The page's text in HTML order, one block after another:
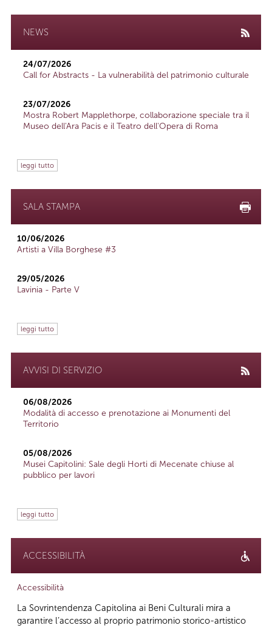
NEWS
24/07/2026
Call for Abstracts - La vulnerabilità del patrimonio culturale
23/07/2026
Mostra Robert Mapplethorpe, collaborazione speciale tra il
Museo dell'Ara Pacis e il Teatro dell'Opera di Roma
leggi tutto
SALA STAMPA
10/06/2026
Artisti a Villa Borghese #3
29/05/2026
Lavinia - Parte V
leggi tutto
AVVISI DI SERVIZIO
06/08/2026
Modalità di accesso e prenotazione ai Monumenti del
Territorio
05/08/2026
Musei Capitolini: Sale degli Horti di Mecenate chiuse al
pubblico per lavori
leggi tutto
ACCESSIBILITÀ
Accessibilità
La Sovrintendenza Capitolina ai Beni Culturali mira a
garantire l’accesso al proprio patrimonio storico-artistico